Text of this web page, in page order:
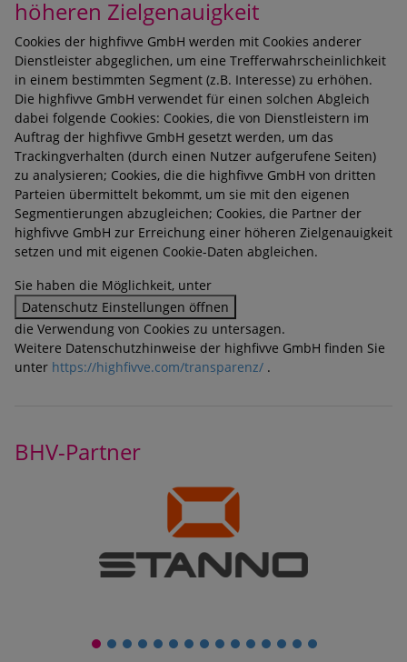
höheren Zielgenauigkeit
Cookies der highfivve GmbH werden mit Cookies anderer
Dienstleister abgeglichen, um eine Trefferwahrscheinlichkeit
in einem bestimmten Segment (z.B. Interesse) zu erhöhen.
Die highfivve GmbH verwendet für einen solchen Abgleich
dabei folgende Cookies: Cookies, die von Dienstleistern im
Auftrag der highfivve GmbH gesetzt werden, um das
Trackingverhalten (durch einen Nutzer aufgerufene Seiten)
zu analysieren; Cookies, die die highfivve GmbH von dritten
Parteien übermittelt bekommt, um sie mit den eigenen
Segmentierungen abzugleichen; Cookies, die Partner der
highfivve GmbH zur Erreichung einer höheren Zielgenauigkeit
setzen und mit eigenen Cookie-Daten abgleichen.
Sie haben die Möglichkeit, unter
Datenschutz Einstellungen öffnen
die Verwendung von Cookies zu untersagen.
Weitere Datenschutzhinweise der highfivve GmbH finden Sie
unter https://highfivve.com/transparenz/ .
BHV-Partner
1 2 3 4 5 6 7 8 9 101112131415